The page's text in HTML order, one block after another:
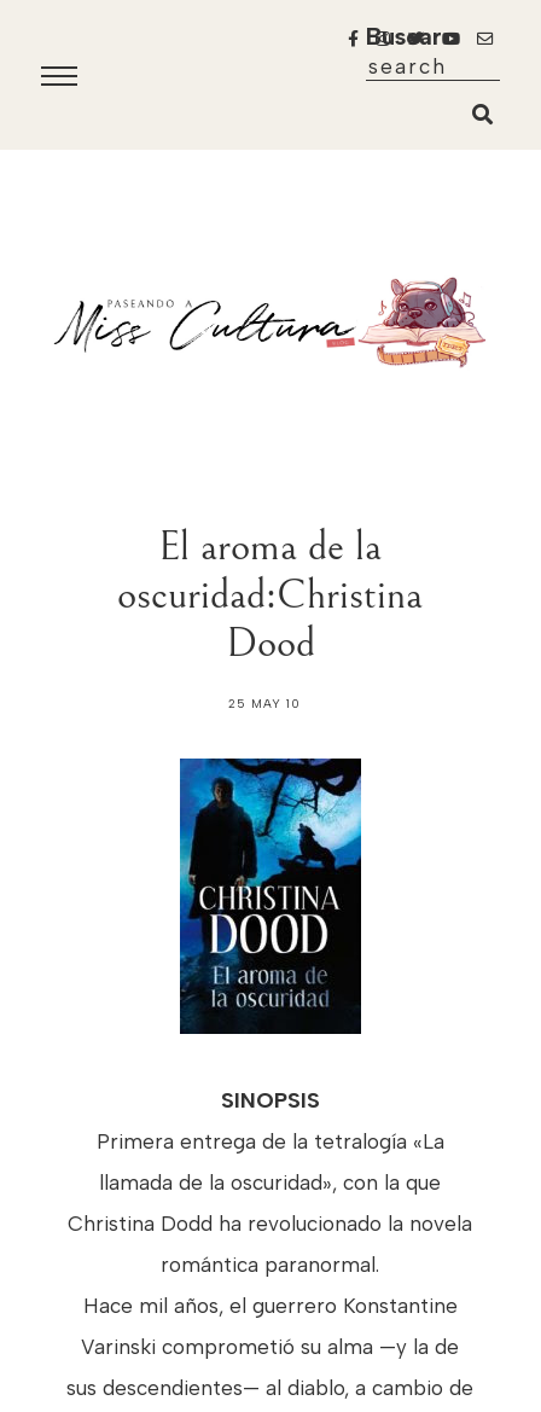
Buscar
El aroma de la
oscuridad:Christina
Dood
25 MAY 10
SINOPSIS
Primera entrega de la tetralogía «La
llamada de la oscuridad», con la que
Christina Dodd ha revolucionado la novela
romántica paranormal.
Hace mil años, el guerrero Konstantine
Varinski comprometió su alma —y la de
sus descendientes— al diablo, a cambio de